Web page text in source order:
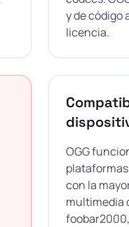
y de código
licencia.
OGG
con la
multimedia